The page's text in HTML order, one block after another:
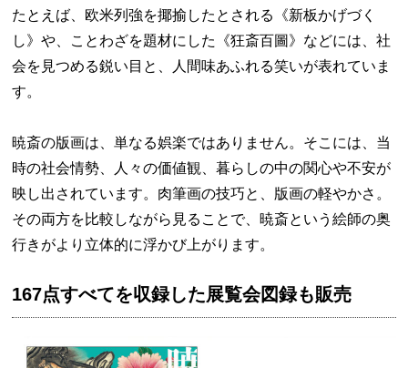
たとえば、欧米列強を揶揄したとされる《新板かげづく
し》や、ことわざを題材にした《狂斎百圖》などには、社
会を見つめる鋭い目と、人間味あふれる笑いが表れていま
す。
暁斎の版画は、単なる娯楽ではありません。そこには、当
時の社会情勢、人々の価値観、暮らしの中の関心や不安が
映し出されています。肉筆画の技巧と、版画の軽やかさ。
その両方を比較しながら見ることで、暁斎という絵師の奥
行きがより立体的に浮かび上がります。
167点すべてを収録した展覧会図録も販売